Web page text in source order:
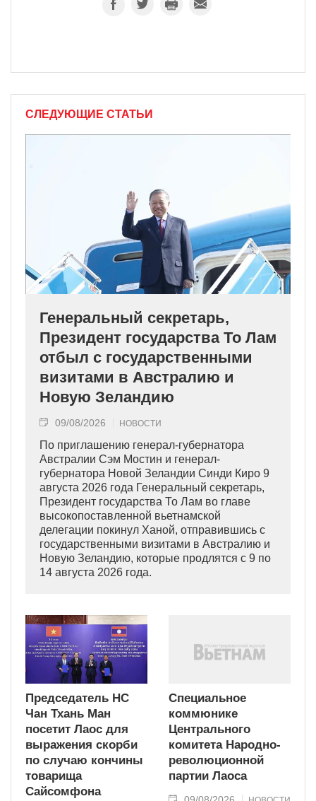
СЛЕДУЮЩИЕ СТАТЬИ
Генеральный секретарь,
Президент государства То Лам
отбыл с государственными
визитами в Австралию и
Новую Зеландию
09/08/2026 НОВОСТИ
По приглашению генерал-губернатора
Австралии Сэм Мостин и генерал-
губернатора Новой Зеландии Синди Киро 9
августа 2026 года Генеральный секретарь,
Президент государства То Лам во главе
высокопоставленной вьетнамской
делегации покинул Ханой, отправившись с
государственными визитами в Австралию и
Новую Зеландию, которые продлятся с 9 по
14 августа 2026 года.
Председатель НС
Чан Тхань Ман
посетит Лаос для
выражения скорби
по случаю кончины
товарища
Сайсомфона
Специальное
коммюнике
Центрального
комитета Народно-
революционной
партии Лаоса